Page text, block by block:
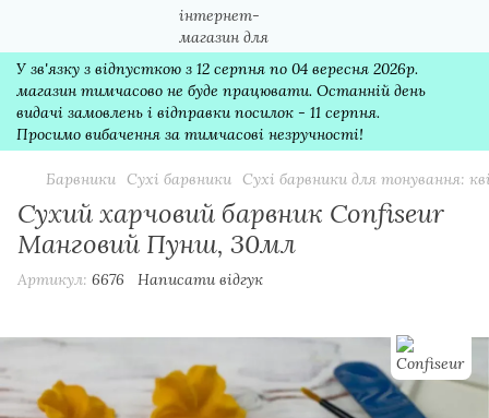
У зв'язку з відпусткою з 12 серпня по 04 вересня 2026р.
магазин тимчасово не буде працювати. Останній день
видачі замовлень і відправки посилок - 11 серпня.
Просимо вибачення за тимчасові незручності!
Барвники Сухі барвники Сухі барвники для тонування:
Сухий харчовий барвник Confiseur
Манговий Пунш, 30мл
Артикул: 6676 Написати відгук